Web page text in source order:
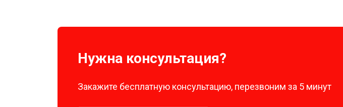
Нужна консультация?
Закажите бесплатную консультацию, перезвоним за 5 минут